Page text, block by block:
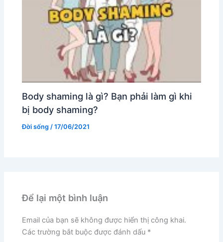
Body shaming là gì? Bạn phải làm gì khi
bị body shaming?
Đời sống /17/06/2021
Để lại một bình luận
Email của bạn sẽ không được hiển thị công khai.
Các trường bắt buộc được đánh dấu *